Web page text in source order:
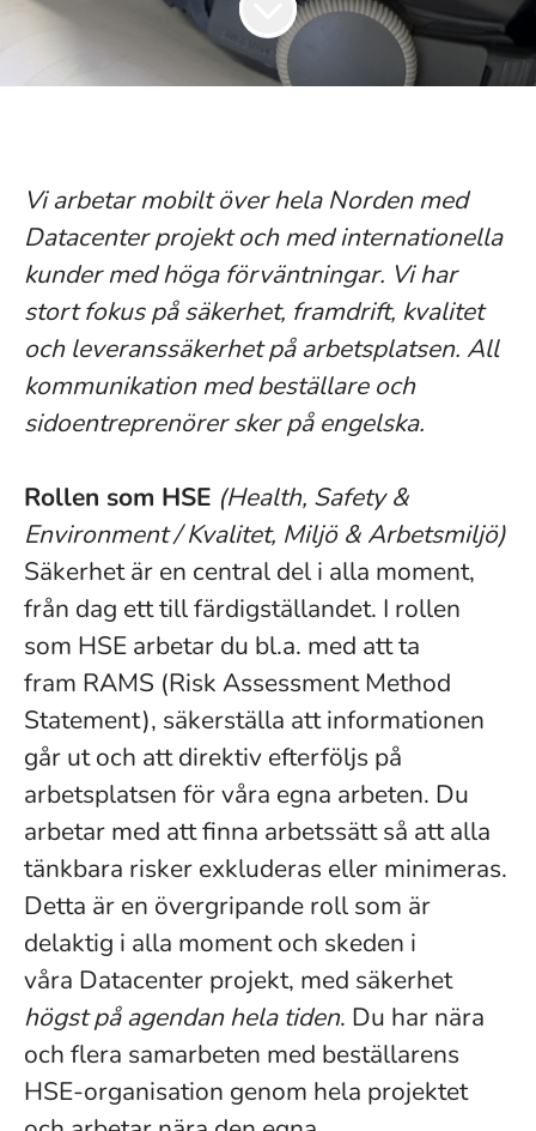
Vi arbetar mobilt över hela Norden med
Datacenter projekt och med internationella
kunder med höga förväntningar. Vi har
stort fokus på säkerhet, framdrift, kvalitet
och leveranssäkerhet på arbetsplatsen. All
kommunikation med beställare och
sidoentreprenörer sker på engelska.
Rollen som HSE (Health, Safety &
Environment / Kvalitet, Miljö & Arbetsmiljö)
Säkerhet är en central del i alla moment,
från dag ett till färdigställandet. I rollen
som HSE arbetar du bl.a. med att ta
fram RAMS (Risk Assessment Method
Statement), säkerställa att informationen
går ut och att direktiv efterföljs på
arbetsplatsen för våra egna arbeten. Du
arbetar med att finna arbetssätt så att alla
tänkbara risker exkluderas eller minimeras.
Detta är en övergripande roll som är
delaktig i alla moment och skeden i
våra Datacenter projekt, med säkerhet
högst på agendan hela tiden. Du har nära
och flera samarbeten med beställarens
HSE-organisation genom hela projektet